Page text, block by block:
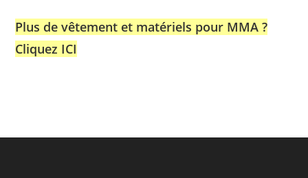
Plus de vêtement et matériels pour MMA ?
Cliquez ICI